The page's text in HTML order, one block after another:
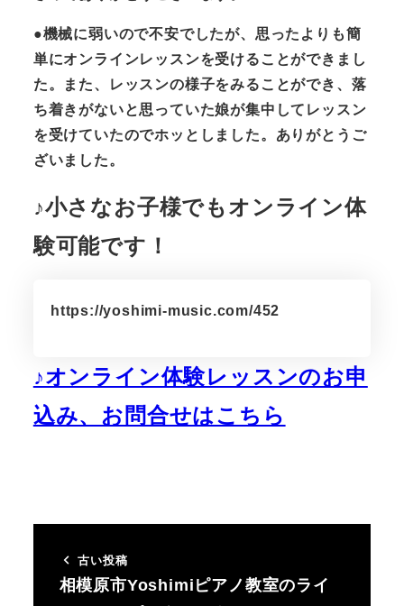
●機械に弱いので不安でしたが、思ったよりも簡
単にオンラインレッスンを受けることができまし
た。また、レッスンの様子をみることができ、落
ち着きがないと思っていた娘が集中してレッスン
を受けていたのでホッとしました。ありがとうご
ざいました。
♪小さなお子様でもオンライン体
験可能です！
https://yoshimi-music.com/452
♪オンライン体験レッスンのお申
込み、お問合せはこちら
古い投稿
相模原市Yoshimiピアノ教室のライ